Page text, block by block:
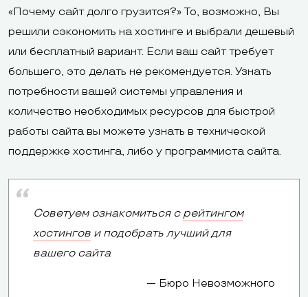
«Почему сайт долго грузится?» То, возможно, Вы
решили сэкономить на хостинге и выбрали дешевый
или бесплатный вариант. Если ваш сайт требует
большего, это делать не рекомендуется. Узнать
потребности вашей системы управления и
количество необходимых ресурсов для быстрой
работы сайта вы можете узнать в технической
поддержке хостинга, либо у программиста сайта.
Советуем ознакомиться с рейтингом
хостингов и подобрать лучший для
вашего сайта
Бюро Невозможного